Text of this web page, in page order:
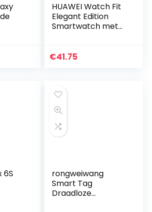
HUAWEI Watch Fit
Elegant Edition
Smartwatch met
AMOLED-display,
€41.75
6S
rongweiwang
Smart Tag
Draadloze